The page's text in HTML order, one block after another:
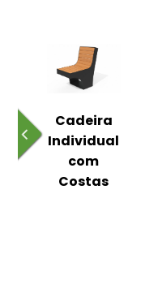
Cadeira
Individual
com
Costas